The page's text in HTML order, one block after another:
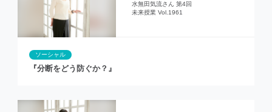
水無田気流さん 第4回
未来授業 Vol.1961
ソーシャル
『分断をどう防ぐか？』